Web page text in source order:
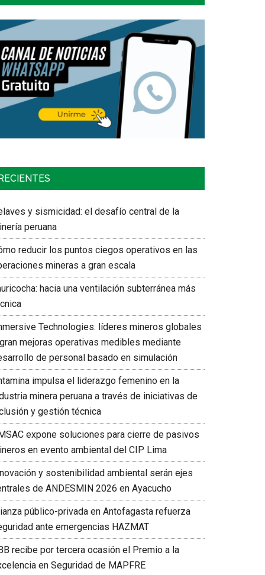
RECIENTES
y sismicidad: el desafío central de la
peruana
reducir los puntos ciegos operativos en las
mineras a gran escala
hacia una ventilación subterránea más
Technologies: líderes mineros globales
mejoras operativas medibles mediante
de personal basado en simulación
impulsa el liderazgo femenino en la
minera peruana a través de iniciativas de
y gestión técnica
expone soluciones para cierre de pasivos
en evento ambiental del CIP Lima
y sostenibilidad ambiental serán ejes
de ANDESMIN 2026 en Ayacucho
público-privada en Antofagasta refuerza
ante emergencias HAZMAT
recibe por tercera ocasión el Premio a la
en Seguridad de MAPFRE